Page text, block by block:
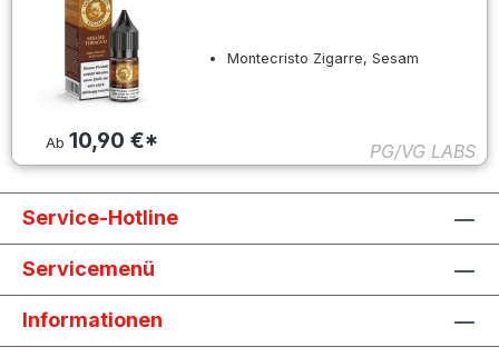
Ab10,90 €*
Montecristo Zigarre, Sesam
PG/VG LABS
Service-Hotline
Servicemenü
Informationen